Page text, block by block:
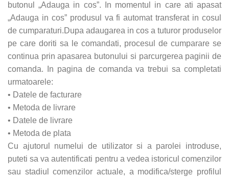
butonul „Adauga in cos”. In momentul in care ati apasat
„Adauga in cos” produsul va fi automat transferat in cosul
de cumparaturi.Dupa adaugarea in cos a tuturor produselor
pe care doriti sa le comandati, procesul de cumparare se
continua prin apasarea butonului si parcurgerea paginii de
comanda. In pagina de comanda va trebui sa completati
urmatoarele:
• Datele de facturare
• Metoda de livrare
• Datele de livrare
• Metoda de plata
Cu ajutorul numelui de utilizator si a parolei introduse,
puteti sa va autentificati pentru a vedea istoricul comenzilor
sau stadiul comenzilor actuale, a modifica/sterge profilul